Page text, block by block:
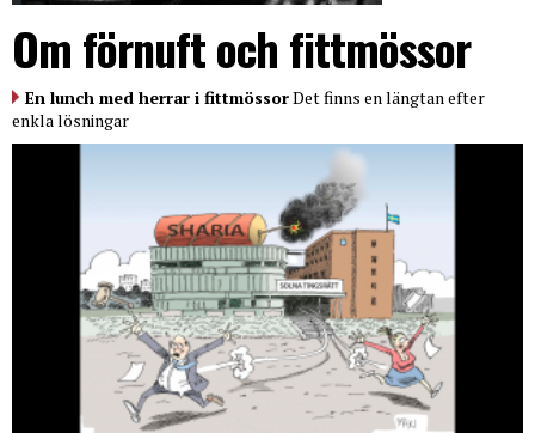
Om förnuft och fittmössor
En lunch med herrar i fittmössorDet finns en längtan efter
enkla lösningar